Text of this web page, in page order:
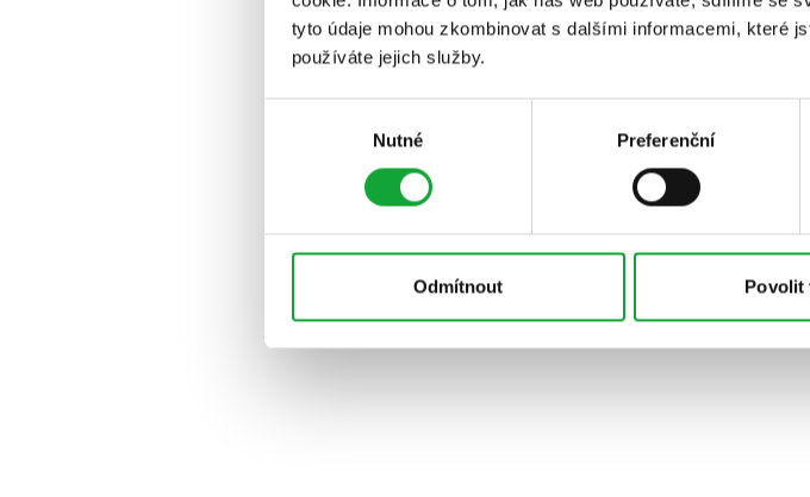
tyto údaje mohou zkombinovat s dalšími informacemi, které
používáte jejich služby.
Nutné Preferenční
Odmítnout Povolit